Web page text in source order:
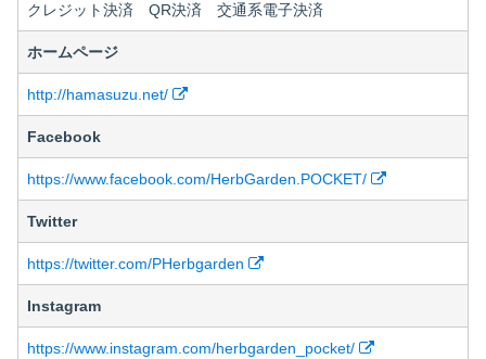
クレジット決済 QR決済 交通系電子決済
ホームページ
http://hamasuzu.net/
Facebook
https://www.facebook.com/HerbGarden.POCKET/
Twitter
https://twitter.com/PHerbgarden
Instagram
https://www.instagram.com/herbgarden_pocket/